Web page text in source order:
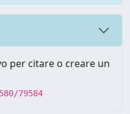
per citare o creare un
79584